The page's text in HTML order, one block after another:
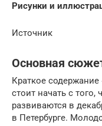
Рисунки и
Источник
Основная
Краткое
стоит начать с
развиваются в
в Петербурге.